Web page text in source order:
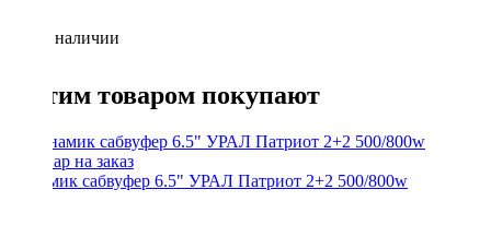
Нет в наличии
С этим товаром покупают
Динамик сабвуфер 6.5" УРАЛ Патриот 2+2 500/800w